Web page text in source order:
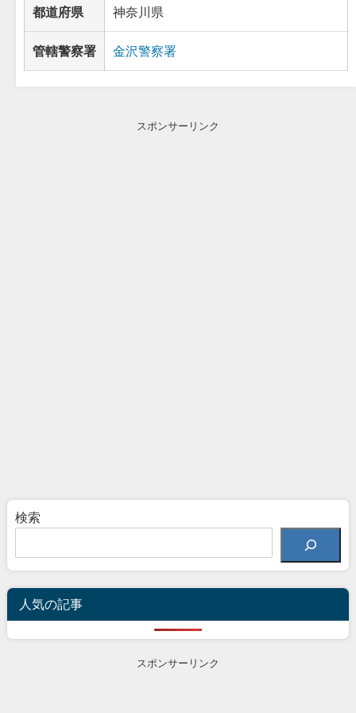
都道府県 神奈川県
管轄警察署 金沢警察署
スポンサーリンク
検索
人気の記事
スポンサーリンク